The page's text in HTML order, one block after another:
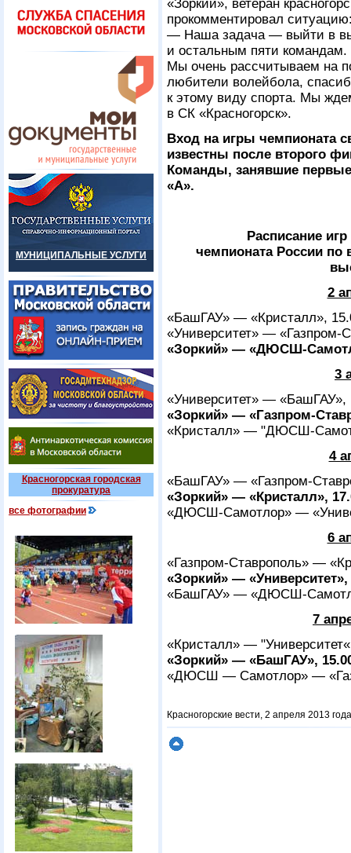
МУНИЦИПАЛЬНЫЕ УСЛУГИ
Красногорская городская
прокуратура
все фотографии
«Зоркий», ветеран
прокомментировал
— Наша задача — выйти в
и остальным пяти
Мы очень рассчитываем на
любители волейбола,
к этому виду спорта. Мы
в СК «Красногорск».
Вход на игры чемпионата
известны после второго
Команды, занявшие
«А».
Расписание
чемпионата России по
2
«БашГАУ» — «Кристалл»,
«Университет» — «Газпром-
«Зоркий» — «ДЮСШ-
3
«Университет» — «БашГАУ»,
«Зоркий» — «Газпром-
«Кристалл» — "ДЮСШ-
4
«БашГАУ» — «Газпром-
«Зоркий» — «Кристалл»,
«ДЮСШ-Самотлор» —
6
«Газпром-Ставрополь» —
«Зоркий» — «Университет»,
«БашГАУ» — «ДЮСШ-
7
«Кристалл» —
«Зоркий» — «БашГАУ»,
«ДЮСШ — Самотлор» —
Красногорские вести, 2 апреля 2013